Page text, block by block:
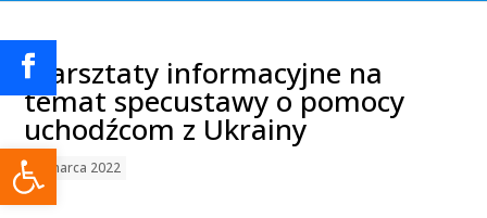
Otwórz pasek narzędzi
Warsztaty informacyjne na
temat specustawy o pomocy
uchodźcom z Ukrainy
14 marca 2022